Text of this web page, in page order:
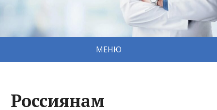
МЕНЮ
Россиянам